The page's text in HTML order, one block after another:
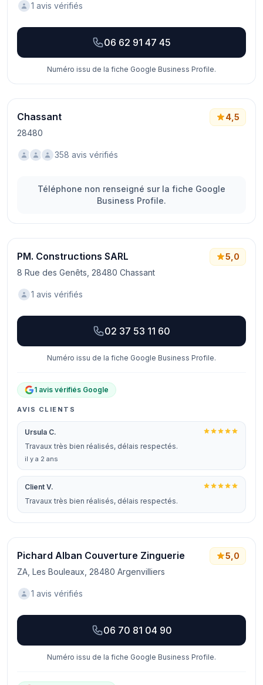
1 avis vérifiés
06 62 91 47 45
Numéro issu de la fiche Google Business Profile.
Chassant
28480
4,5
358 avis vérifiés
Téléphone non renseigné sur la fiche Google
Business Profile.
PM. Constructions SARL
8 Rue des Genêts, 28480 Chassant
5,0
1 avis vérifiés
02 37 53 11 60
Numéro issu de la fiche Google Business Profile.
1 avis vérifiés Google
AVIS CLIENTS
Ursula C.
Travaux très bien réalisés, délais respectés.
il y a 2 ans
Client V.
Travaux très bien réalisés, délais respectés.
Pichard Alban Couverture Zinguerie
ZA, Les Bouleaux, 28480 Argenvilliers
5,0
1 avis vérifiés
06 70 81 04 90
Numéro issu de la fiche Google Business Profile.